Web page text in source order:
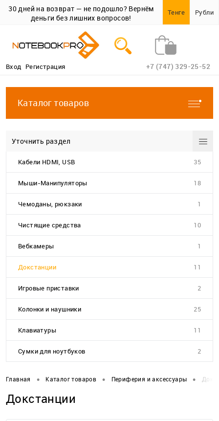
30 дней на возврат — не подошло? Вернём
деньги без лишних вопросов!
Тенге Рубли
Вход Регистрация +7 (747) 329-25-52
Каталог товаров
Уточнить раздел
Кабели HDMI, USB 35
Мыши-Манипуляторы 18
Чемоданы, рюкзаки 1
Чистящие средства 10
Вебкамеры 1
Докстанции 11
Игровые приставки 2
Колонки и наушники 25
Клавиатуры 11
Сумки для ноутбуков 2
Главная • Каталог товаров • Периферия и аксессуары •
Докстанции